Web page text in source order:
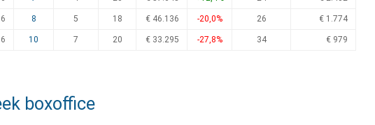
8 5 18 € 46.136 -20,0% 26 € 1.774
10 7 20 € 33.295 -27,8% 34 € 979
boxoffice